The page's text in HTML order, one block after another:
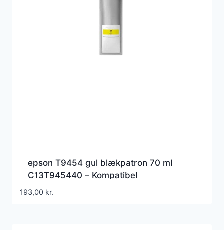
epson T9454 gul blækpatron 70 ml
C13T945440 – Kompatibel
193,00 kr.